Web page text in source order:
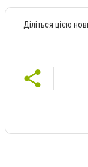
Діліться цією